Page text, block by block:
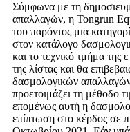
Σύμφωνα με τη
απαλλαγών, η Tongrun
του παρόντος μια
στον κατάλογο
και το τεχνικό τμήμα της
της λίστας και θα
δασμολογικών
προετοιμάζει τη μέθοδο
επομένως αυτή η
επίπτωση στο κέρδος σε